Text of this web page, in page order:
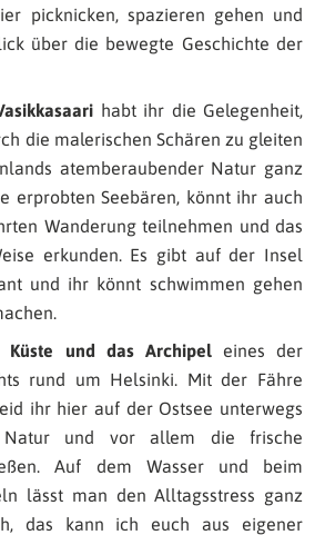
picknicken, spazieren gehen und
über die bewegte Geschichte der
habt ihr die Gelegenheit,
die malerischen Schären zu gleiten
atemberaubender Natur ganz
erprobten Seebären, könnt ihr auch
Wanderung teilnehmen und das
erkunden. Es gibt auf der Insel
und ihr könnt schwimmen gehen
Küste und das Archipeleines der
rund um Helsinki. Mit der Fähre
ihr hier auf der Ostsee unterwegs
und vor allem die frische
Auf dem Wasser und beim
lässt man den Alltagsstress ganz
das kann ich euch aus eigener